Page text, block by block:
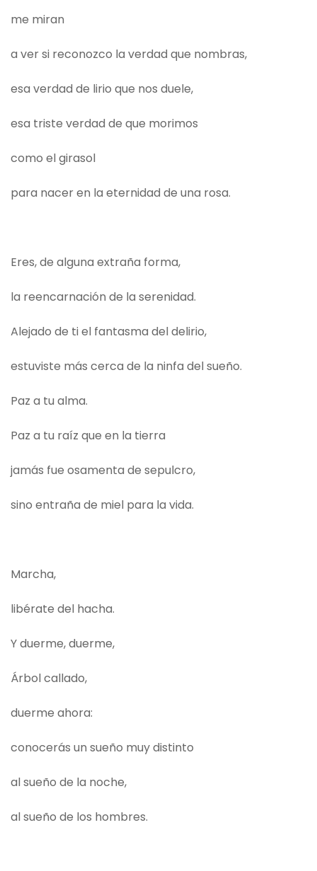
me miran
a ver si reconozco la verdad que nombras,
esa verdad de lirio que nos duele,
esa triste verdad de que morimos
como el girasol
para nacer en la eternidad de una rosa.
Eres, de alguna extraña forma,
la reencarnación de la serenidad.
Alejado de ti el fantasma del delirio,
estuviste más cerca de la ninfa del sueño.
Paz a tu alma.
Paz a tu raíz que en la tierra
jamás fue osamenta de sepulcro,
sino entraña de miel para la vida.
Marcha,
libérate del hacha.
Y duerme, duerme,
Árbol callado,
duerme ahora:
conocerás un sueño muy distinto
al sueño de la noche,
al sueño de los hombres.